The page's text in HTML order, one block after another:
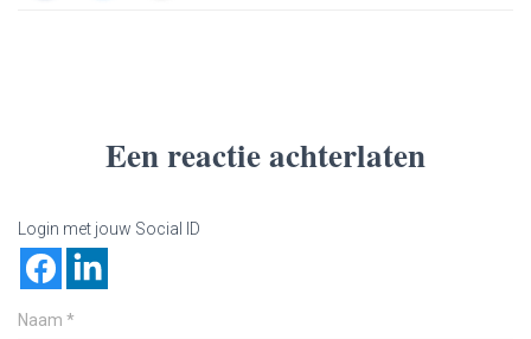
Een reactie achterlaten
Login met jouw Social ID
Naam *